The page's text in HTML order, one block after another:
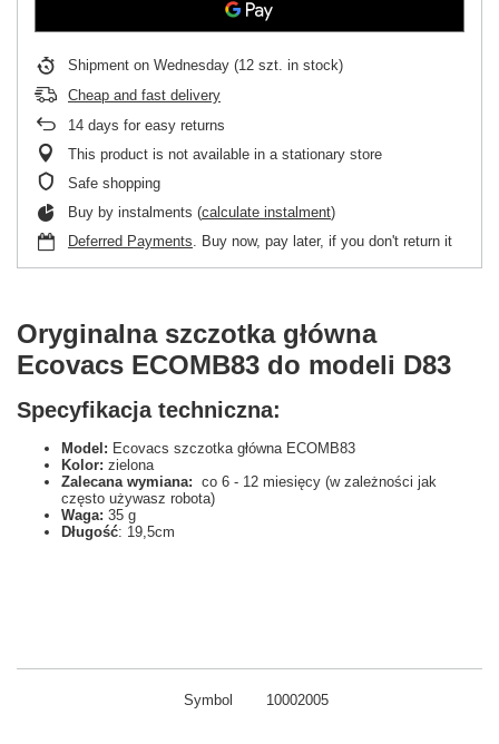
Shipment on Wednesday (12 szt. in stock)
Cheap and fast delivery
14 days for easy returns
This product is not available in a stationary store
Safe shopping
Buy by instalments (calculate instalment)
Deferred Payments . Buy now, pay later, if you don't return it
Oryginalna szczotka główna
Ecovacs ECOMB83 do modeli D83
Specyfikacja techniczna:
Model: Ecovacs szczotka główna ECOMB83
Kolor: zielona
Zalecana wymiana: co 6 - 12 miesięcy (w zależności jak
często używasz robota)
Waga: 35 g
Długość: 19,5cm
Symbol 10002005